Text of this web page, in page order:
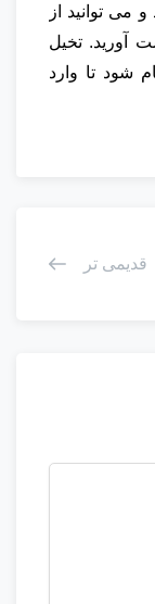
توانید از
آورید. تخیل
شود تا وارد
قدیمی تر